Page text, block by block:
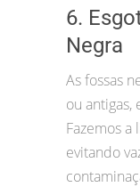
6.
Negra
As fossas
ou antigas,
Fazemos a
evitando